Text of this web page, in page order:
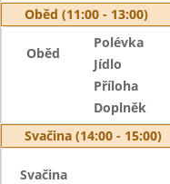
Oběd (11:00 - 13:00)
Oběd
Polévka
Jídlo
Příloha
Doplněk
Svačina (14:00 - 15:00)
Svačina